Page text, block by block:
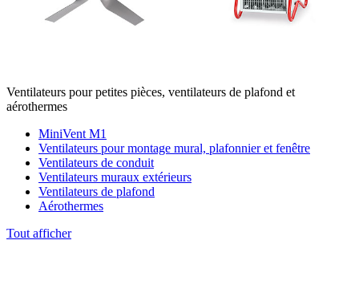
Ventilateurs pour petites pièces, ventilateurs de plafond et
aérothermes
MiniVent M1
Ventilateurs pour montage mural, plafonnier et fenêtre
Ventilateurs de conduit
Ventilateurs muraux extérieurs
Ventilateurs de plafond
Aérothermes
Tout afficher